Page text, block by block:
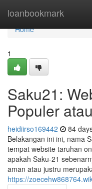
loanbookmark
Home
Home
1
Saku21:
Populer
heidiirso169442 84
Belakangan ini ini, nama
tempat website taruhan
apakah Saku-21
aman atau justru
https://